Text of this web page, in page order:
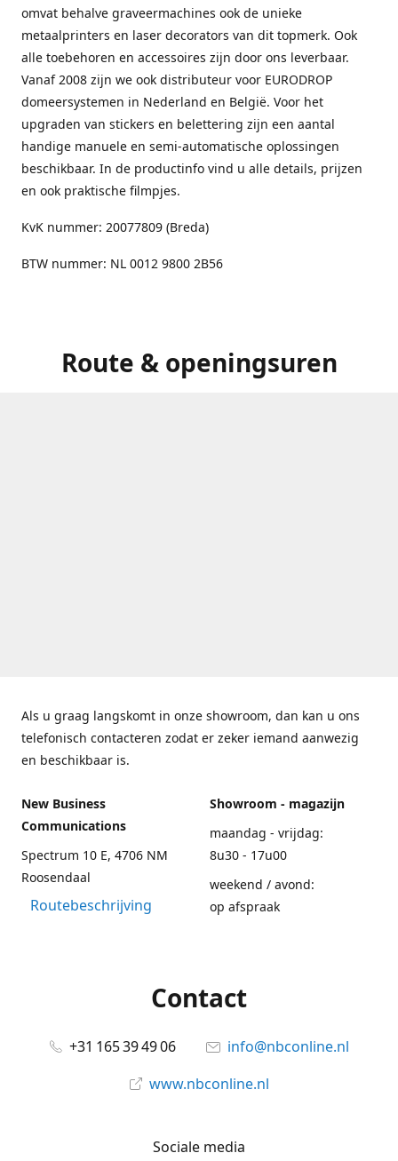
omvat behalve graveermachines ook de unieke
metaalprinters en laser decorators van dit topmerk. Ook
alle toebehoren en accessoires zijn door ons leverbaar.
Vanaf 2008 zijn we ook distributeur voor EURODROP
domeersystemen in Nederland en België. Voor het
upgraden van stickers en belettering zijn een aantal
handige manuele en semi-automatische oplossingen
beschikbaar. In de productinfo vind u alle details, prijzen
en ook praktische filmpjes.
KvK nummer: 20077809 (Breda)
BTW nummer: NL 0012 9800 2B56
Route & openingsuren
Als u graag langskomt in onze showroom, dan kan u ons
telefonisch contacteren zodat er zeker iemand aanwezig
en beschikbaar is.
New Business
Communications
Spectrum 10 E, 4706 NM
Roosendaal
Routebeschrijving
Showroom - magazijn
maandag - vrijdag:
8u30 - 17u00
weekend / avond:
op afspraak
Contact
+31 165 39 49 06
info@nbconline.nl
www.nbconline.nl
Sociale media